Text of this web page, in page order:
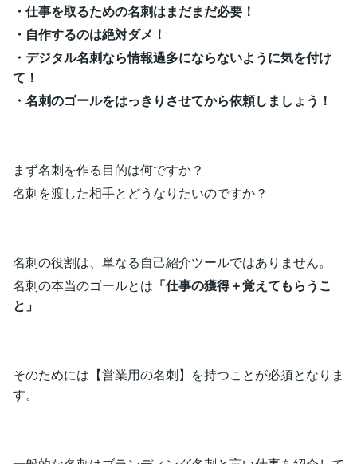
・仕事を取るための名刺はまだまだ必要！
・自作するのは絶対ダメ！
・デジタル名刺なら情報過多にならないように気を付け
て！
・名刺のゴールをはっきりさせてから依頼しましょう！
まず名刺を作る目的は何ですか？
名刺を渡した相手とどうなりたいのですか？
名刺の役割は、単なる自己紹介ツールではありません。
名刺の本当のゴールとは 「仕事の獲得＋覚えてもらうこ
と」
そのためには【営業用の名刺】を持つことが必須となりま
す。